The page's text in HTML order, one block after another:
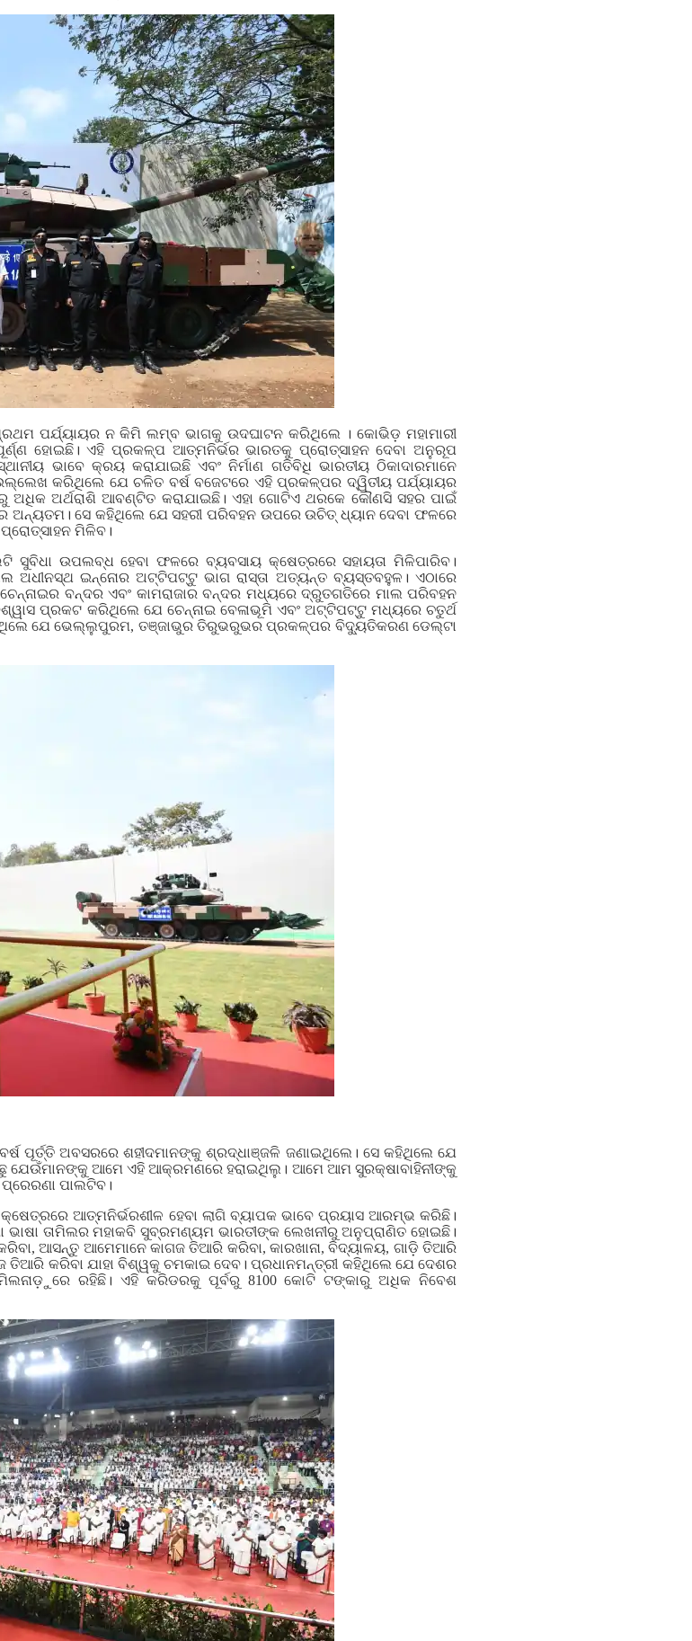
ପର୍ଯ୍ୟାୟର ନ କିମି ଲମ୍ବ ଭାଗକୁ ଉଦଘାଟନ କରିଥିଲେ । କୋଭିଡ଼ ମହାମାରୀ
ହୋଇଛି। ଏହି ପ୍ରକଳ୍ପ ଆତ୍ମନିର୍ଭର ଭାରତକୁ ପ୍ରୋତ୍ସାହନ ଦେବା ଅନୁରୂପ
ଭାବେ କ୍ରୟ କରାଯାଇଛି ଏବଂ ନିର୍ମାଣ ଗତିବିଧି ଭାରତୀୟ ଠିକାଦାରମାନେ
କରିଥିଲେ ଯେ ଚଳିତ ବର୍ଷ ବଜେଟରେ ଏହି ପ୍ରକଳ୍ପର ଦ୍ୱିତୀୟ ପର୍ଯ୍ୟାୟର
ଅଧିକ ଅର୍ଥରାଶି ଆବଣ୍ଟିତ କରାଯାଇଛି। ଏହା ଗୋଟିଏ ଥରକେ କୌଣସି ସହର ପାଇଁ
ସେ କହିଥିଲେ ଯେ ସହରୀ ପରିବହନ ଉପରେ ଉଚିତ୍ ଧ୍ୟାନ ଦେବା ଫଳରେ
ମିଳିବ।
ସୁବିଧା ଉପଲବ୍ଧ ହେବା ଫଳରେ ବ୍ୟବସାୟ କ୍ଷେତ୍ରରେ ସହାୟତା ମିଳିପାରିବ।
ଅଧୀନସ୍ଥ ଇନ୍ନୋର ଅଟ୍ଟିପଟ୍ଟୁ ଭାଗ ରାସ୍ତା ଅତ୍ୟନ୍ତ ବ୍ୟସ୍ତବହୁଳ। ଏଠାରେ
ବନ୍ଦର ଏବଂ କାମରାଜାର ବନ୍ଦର ମଧ୍ୟରେ ଦ୍ରୁତଗତିରେ ମାଲ ପରିବହନ
ପ୍ରକଟ କରିଥିଲେ ଯେ ଚେନ୍ନାଇ ବେଳାଭୂମି ଏବଂ ଅଟ୍ଟିପଟ୍ଟୁ ମଧ୍ୟରେ ଚତୁର୍ଥ
ଯେ ଭେଲ୍ଲୁପୁରମ, ତଞ୍ଜାଭୁର ତିରୁଭରୁଭର ପ୍ରକଳ୍ପର ବିଦ୍ୟୁତିକରଣ ଡେଲ୍ଟା
ପୂର୍ତ୍ତି ଅବସରରେ ଶହୀଦମାନଙ୍କୁ ଶ୍ରଦ୍ଧାଞ୍ଜଳି ଜଣାଇଥିଲେ। ସେ କହିଥିଲେ ଯେ
ଯେଉଁମାନଙ୍କୁ ଆମେ ଏହି ଆକ୍ରମଣରେ ହରାଇଥିଲୁ। ଆମେ ଆମ ସୁରକ୍ଷାବାହିନୀଙ୍କୁ
ପ୍ରେରଣା ପାଲଟିବ।
ଆତ୍ମନିର୍ଭରଶୀଳ ହେବା ଲାଗି ବ୍ୟାପକ ଭାବେ ପ୍ରୟାସ ଆରମ୍ଭ କରିଛି।
ତାମିଲର ମହାକବି ସୁବ୍ରମଣ୍ୟମ ଭାରତୀଙ୍କ ଲେଖନୀରୁ ଅନୁପ୍ରାଣିତ ହୋଇଛି।
ଆସନ୍ତୁ ଆମେମାନେ କାଗଜ ତିଆରି କରିବା, କାରଖାନା, ବିଦ୍ୟାଳୟ, ଗାଡ଼ି ତିଆରି
ତିଆରି କରିବା ଯାହା ବିଶ୍ୱକୁ ଚମକାଇ ଦେବ। ପ୍ରଧାନମନ୍ତ୍ରୀ କହିଥିଲେ ଯେ ଦେଶର
ରହିଛି। ଏହି କରିଡରକୁ ପୂର୍ବରୁ 8100 କୋଟି ଟଙ୍କାରୁ ଅଧିକ ନିବେଶ